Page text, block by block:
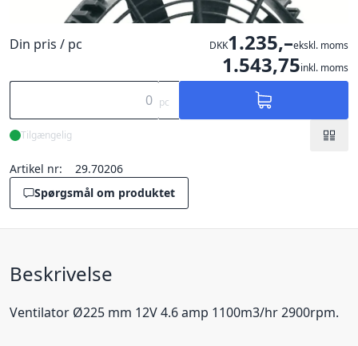
Din pris / pc DKK1.235,–ekskl. moms
1.543,75inkl. moms
pc
Tilgængelig
Artikel nr:
29.70206
Spørgsmål om produktet
Beskrivelse
Ventilator Ø225 mm 12V 4.6 amp 1100m3/hr 2900rpm.